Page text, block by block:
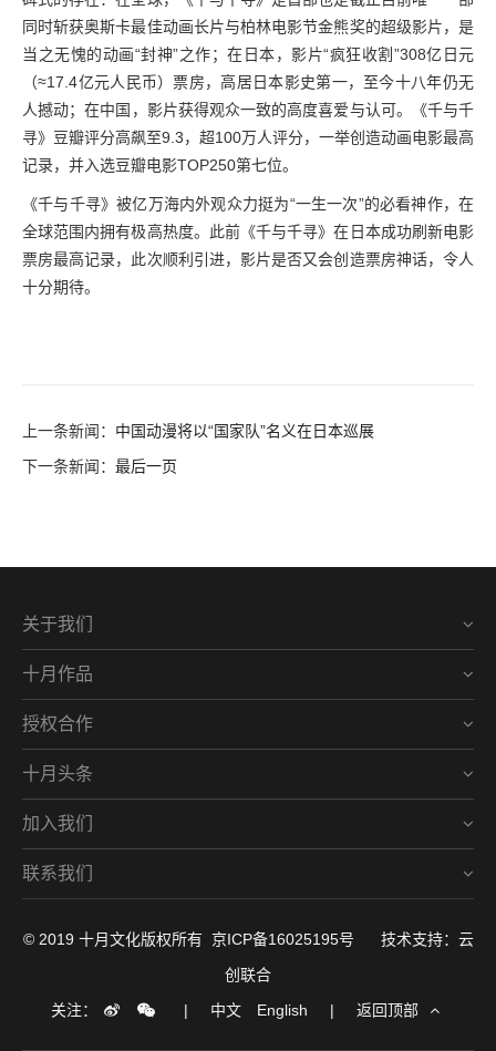
同时斩获奥斯卡最佳动画长片与柏林电影节金熊奖的超级影片，是
当之无愧的动画“封神”之作；在日本，影片“疯狂收割”308亿日元
（≈17.4亿元人民币）票房，高居日本影史第一，至今十八年仍无
人撼动；在中国，影片获得观众一致的高度喜爱与认可。《千与千
寻》豆瓣评分高飙至9.3，超100万人评分，一举创造动画电影最高
记录，并入选豆瓣电影TOP250第七位。
《千与千寻》被亿万海内外观众力挺为“一生一次”的必看神作，在
全球范围内拥有极高热度。此前《千与千寻》在日本成功刷新电影
票房最高记录，此次顺利引进，影片是否又会创造票房神话，令人
十分期待。
上一条新闻： 中国动漫将以“国家队”名义在日本巡展
下一条新闻： 最后一页
关于我们
十月作品
授权合作
十月头条
加入我们
联系我们
© 2019 十月文化版权所有 京ICP备16025195号
技术支持：云
创联合
关注：
| 中文 English | 返回顶部